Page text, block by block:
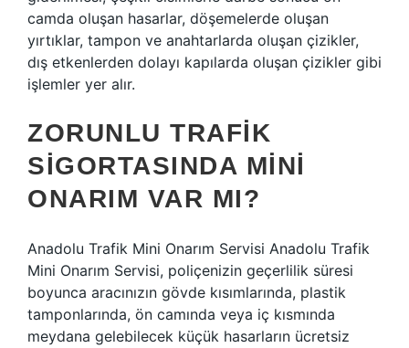
camda oluşan hasarlar, döşemelerde oluşan
yırtıklar, tampon ve anahtarlarda oluşan çizikler,
dış etkenlerden dolayı kapılarda oluşan çizikler gibi
işlemler yer alır.
ZORUNLU TRAFIK
SIGORTASINDA MINI
ONARIM VAR MI?
Anadolu Trafik Mini Onarım Servisi Anadolu Trafik
Mini Onarım Servisi, poliçenizin geçerlilik süresi
boyunca aracınızın gövde kısımlarında, plastik
tamponlarında, ön camında veya iç kısmında
meydana gelebilecek küçük hasarların ücretsiz